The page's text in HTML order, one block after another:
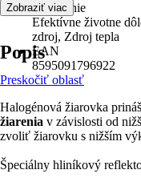
Osvetlenie
Efektívne životne
zdroj, Zdroj tepla
EAN
8595091796922
Zobraziť viac
Popis
Preskočiť oblasť
Halogénová žiarovka
žiarenia v závislosti od
zvoliť žiarovku s nižším
Špeciálny hliníkový